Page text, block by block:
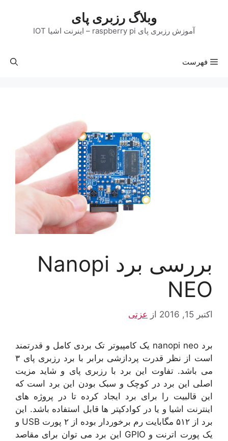
وبلاگ رزبری پای
آموزش رزبری پای raspberry pi – اینرنت اشیا IOT
فهرست
بررسی برد Nanopi
NEO
اکتبر 15, 2016 از عزتی
برد nanopi neo یک کامپیوتر تک بردی کامل و قدرتمند
است از نظر قدرت پردازشی برابر با برد رزبری پای ۳
می باشد. تفاوت این برد با رزبری پای و شاید مزیت
اصلی این برد در کوچک و سبک بودن این برد است که
این قالبیت را برای برد ایجاد کرده تا در پروژه های
اینترنت اشیا و یا در کوادکپتر ها قابل استفاده باشد. این
برد از ۵۱۲ مگابایت رم برخوردار بوده از ۲ پورت USB و
یک پورت اترنت و GPIO این برد می توان برای مقاصد